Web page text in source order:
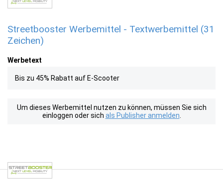
Streetbooster Werbemittel - Textwerbemittel (31
Zeichen)
Werbetext
Bis zu 45% Rabatt auf E-Scooter
Um dieses Werbemittel nutzen zu können, müssen Sie sich
einloggen oder sich als Publisher anmelden